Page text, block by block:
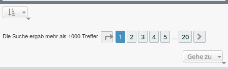
Die Suche ergab mehr als 1000 Treffer Seite1 von 20
1 2 3 4 5 … 20
Gehe zu